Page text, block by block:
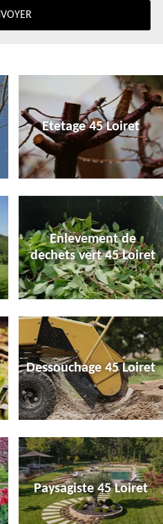
Etetage 45 Loiret
Enlevement de
dechets vert 45 Loiret
Dessouchage 45 Loiret
Paysagiste 45 Loiret